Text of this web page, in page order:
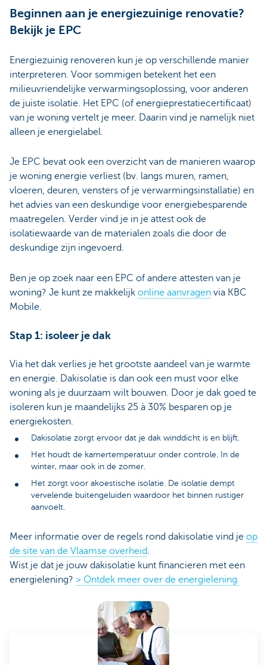
Beginnen aan je energiezuinige renovatie?
Bekijk je EPC
Energiezuinig renoveren kun je op verschillende manier
interpreteren. Voor sommigen betekent het een
milieuvriendelijke verwarmingsoplossing, voor anderen
de juiste isolatie. Het EPC (of energieprestatiecertificaat)
van je woning vertelt je meer. Daarin vind je namelijk niet
alleen je energielabel.
Je EPC bevat ook een overzicht van de manieren waarop
je woning energie verliest (bv. langs muren, ramen,
vloeren, deuren, vensters of je verwarmingsinstallatie) en
het advies van een deskundige voor energiebesparende
maatregelen. Verder vind je in je attest ook de
isolatiewaarde van de materialen zoals die door de
deskundige zijn ingevoerd.
Ben je op zoek naar een EPC of andere attesten van je
woning? Je kunt ze makkelijk online aanvragen via KBC
Mobile.
Stap 1: isoleer je dak
Via het dak verlies je het grootste aandeel van je warmte
en energie. Dakisolatie is dan ook een must voor elke
woning als je duurzaam wilt bouwen. Door je dak goed te
isoleren kun je maandelijks 25 à 30% besparen op je
energiekosten.
Dakisolatie zorgt ervoor dat je dak winddicht is en blijft.
Het houdt de kamertemperatuur onder controle. In de
winter, maar ook in de zomer.
Het zorgt voor akoestische isolatie. De isolatie dempt
vervelende buitengeluiden waardoor het binnen rustiger
aanvoelt.
Meer informatie over de regels rond dakisolatie vind je op
de site van de Vlaamse overheid
Wist je dat je jouw dakisolatie kunt financieren met een
energielening? > Ontdek meer over de energielening.